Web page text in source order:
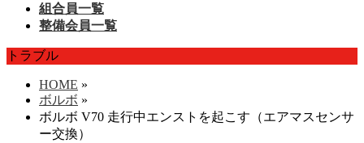
組合員一覧
整備会員一覧
トラブル
HOME »
ボルボ »
ボルボ V70 走行中エンストを起こす（エアマスセンサ
ー交換）